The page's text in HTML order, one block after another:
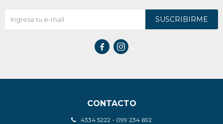
CONTACTO
4334 5222 - 099 234 692
SUSCRIBIRME
 